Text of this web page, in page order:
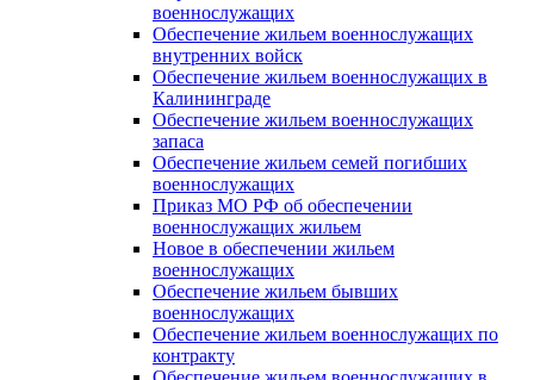
военнослужащих
Обеспечение жильем военнослужащих
внутренних войск
Обеспечение жильем военнослужащих в
Калининграде
Обеспечение жильем военнослужащих
запаса
Обеспечение жильем семей погибших
военнослужащих
Приказ МО РФ об обеспечении
военнослужащих жильем
Новое в обеспечении жильем
военнослужащих
Обеспечение жильем бывших
военнослужащих
Обеспечение жильем военнослужащих по
контракту